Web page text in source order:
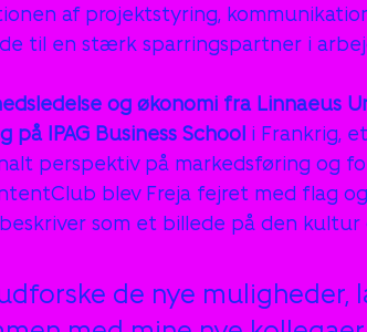
af projektstyring,
til en stærk sparringspartner i
og økonomi fra Linnaeus
på IPAG Business School i Frankrig,
perspektiv på markedsføring og
blev Freja fejret med flag
som et billede på den
de nye muligheder,